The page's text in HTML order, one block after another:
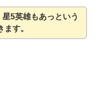
5英雄もあっという
す。